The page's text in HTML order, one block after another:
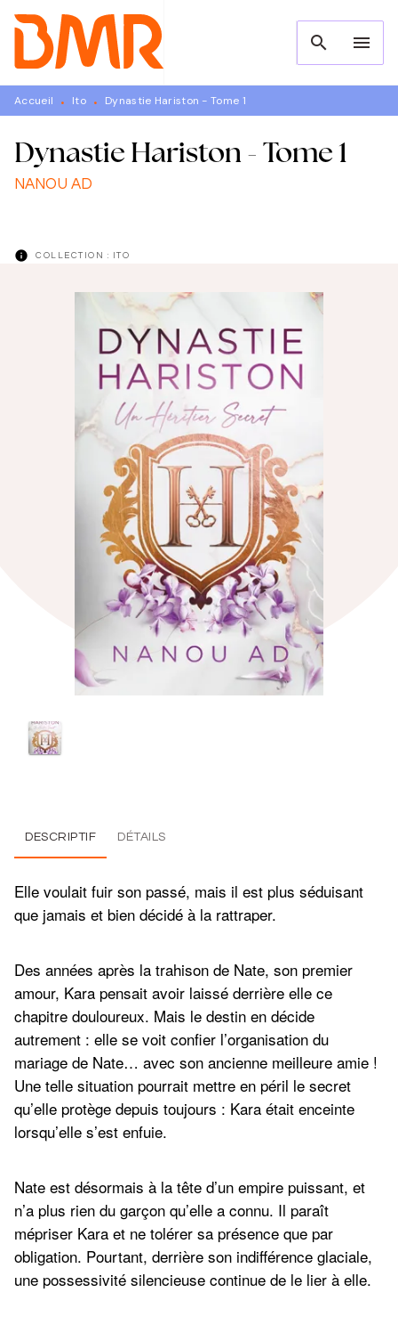
MENU RECHERCHE
PIED DE PAGE
search menu
Accueil • Ito • Dynastie Hariston - Tome 1
Dynastie Hariston - Tome 1
NANOU AD
info COLLECTION : ITO
DESCRIPTIF DÉTAILS
Elle voulait fuir son passé, mais il est plus séduisant
que jamais et bien décidé à la rattraper.
Des années après la trahison de Nate, son premier
amour, Kara pensait avoir laissé derrière elle ce
chapitre douloureux. Mais le destin en décide
autrement : elle se voit confier l’organisation du
mariage de Nate… avec son ancienne meilleure amie !
Une telle situation pourrait mettre en péril le secret
qu’elle protège depuis toujours : Kara était enceinte
lorsqu’elle s’est enfuie.
Nate est désormais à la tête d’un empire puissant, et
n’a plus rien du garçon qu’elle a connu. Il paraît
mépriser Kara et ne tolérer sa présence que par
obligation. Pourtant, derrière son indifférence glaciale,
une possessivité silencieuse continue de le lier à elle.